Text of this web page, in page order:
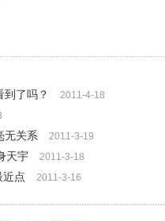
到了吗？
2011-4-18
无关系 2011-3-19
天宇 2011-3-18
近点 2011-3-16